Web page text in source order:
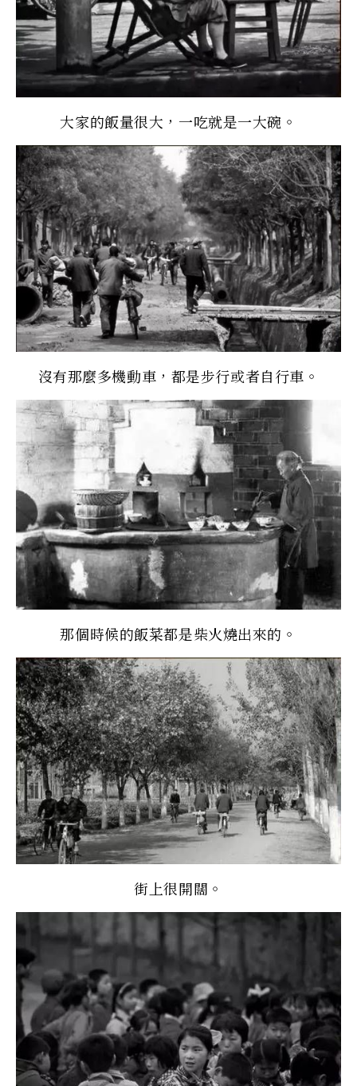
大家的飯量很大，一吃就是一大碗。
沒有那麼多機動車，都是步行或者自行車。
那個時候的飯菜都是柴火燒出來的。
街上很開闊。